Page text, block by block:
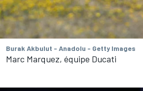
Burak Akbulut - Anadolu - Getty Images
Marc Marquez, équipe Ducati